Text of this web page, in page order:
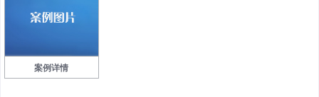
案例详情